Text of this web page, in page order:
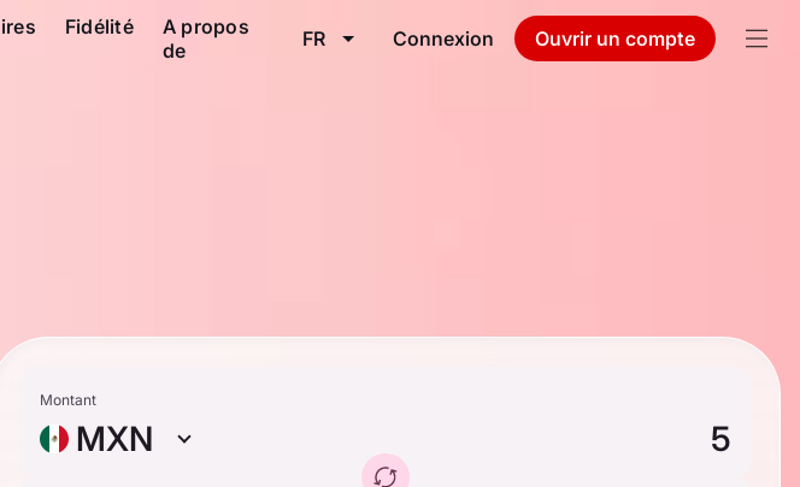
Fidélité
A propos
de
FR Connexion Ouvrir un compte
Montant
MXN